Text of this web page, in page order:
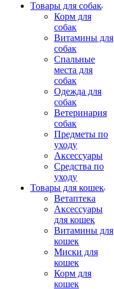
Товары для собак
Корм для
собак
Витамины для
собак
Спальные
места для
собак
Одежда для
собак
Ветеринария
собак
Предметы по
уходу
Аксессуары
Средства по
уходу
Товары для кошек
Ветаптека
Аксессуары
для кошек
Витамины для
кошек
Миски для
кошек
Корм для
кошек